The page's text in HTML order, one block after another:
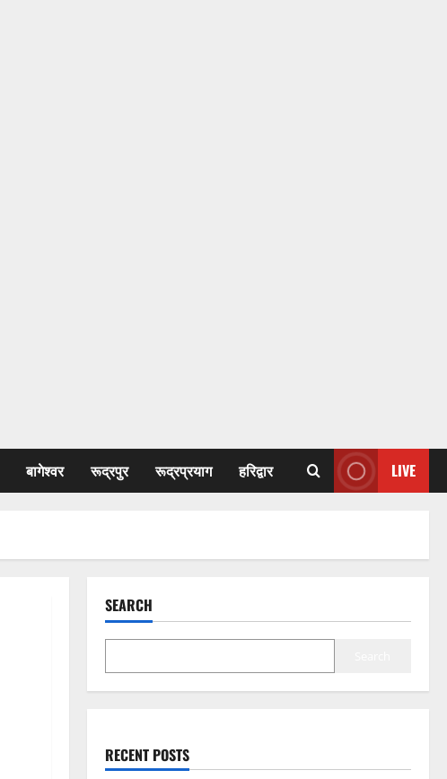
बागेश्वर रूद्रपुर रूद्रप्रयाग हरिद्वार LIVE
SEARCH
RECENT POSTS